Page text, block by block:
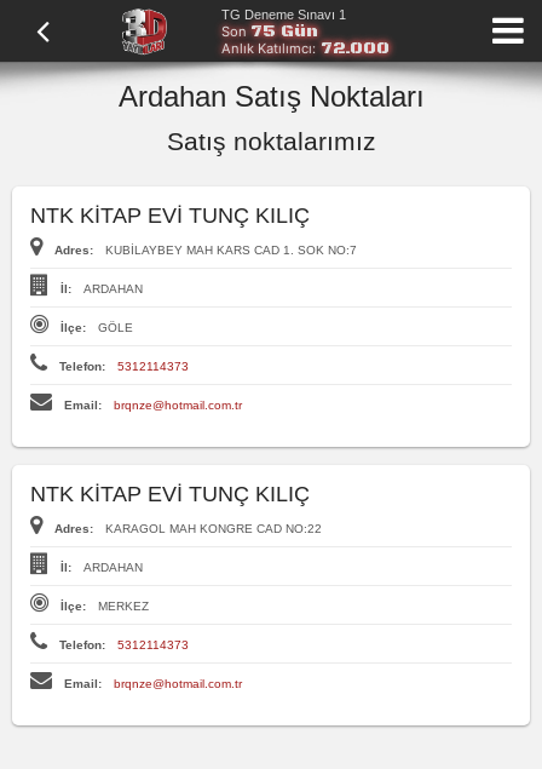
TG Deneme Sınavı 1
Son75 Gün
Anlık Katılımcı: 72.000
Ardahan Satış Noktaları
Satış noktalarımız
NTK KİTAP EVİ TUNÇ KILIÇ
Adres: KUBİLAYBEY MAH KARS CAD 1. SOK NO:7
İl: ARDAHAN
İlçe: GÖLE
Telefon: 5312114373
Email: brqnze@hotmail.com.tr
NTK KİTAP EVİ TUNÇ KILIÇ
Adres: KARAGOL MAH KONGRE CAD NO:22
İl: ARDAHAN
İlçe: MERKEZ
Telefon: 5312114373
Email: brqnze@hotmail.com.tr